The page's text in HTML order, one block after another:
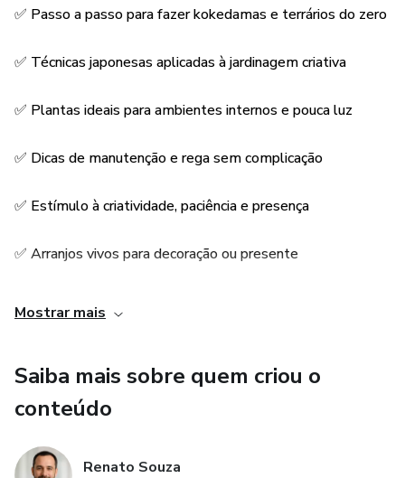
práticas, dicas de manutenção e soluções para problemas
plantas.
É uma forma terapêutica e criativa de se reconectar com a
se tornar uma fonte de renda, ideal para quem deseja
eventos.
presença, sensibilidade e cuidado com os detalhes.
Se você busca harmonia, natureza e expressão criativa,
este eBook é o seu ponto de partida.
✅ Passo a passo para fazer kokedamas e terrários do zero
✅ Técnicas japonesas aplicadas à jardinagem criativa
✅ Plantas ideais para ambientes internos e pouca luz
✅ Dicas de manutenção e rega sem complicação
✅ Estímulo à criatividade, paciência e presença
✅ Arranjos vivos para decoração ou presente
terrários
Mostrar mais
Saiba mais sobre quem criou o
conteúdo
Renato Souza